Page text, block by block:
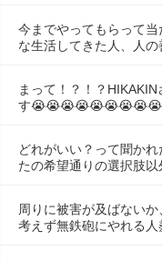
今までやってもらって
な生活してきた人、人の
まって！？！？
す
どれがいい？って聞か
たの希望通りの選択肢以
周りに被害が及ばない
考えず無鉄砲にやれる人